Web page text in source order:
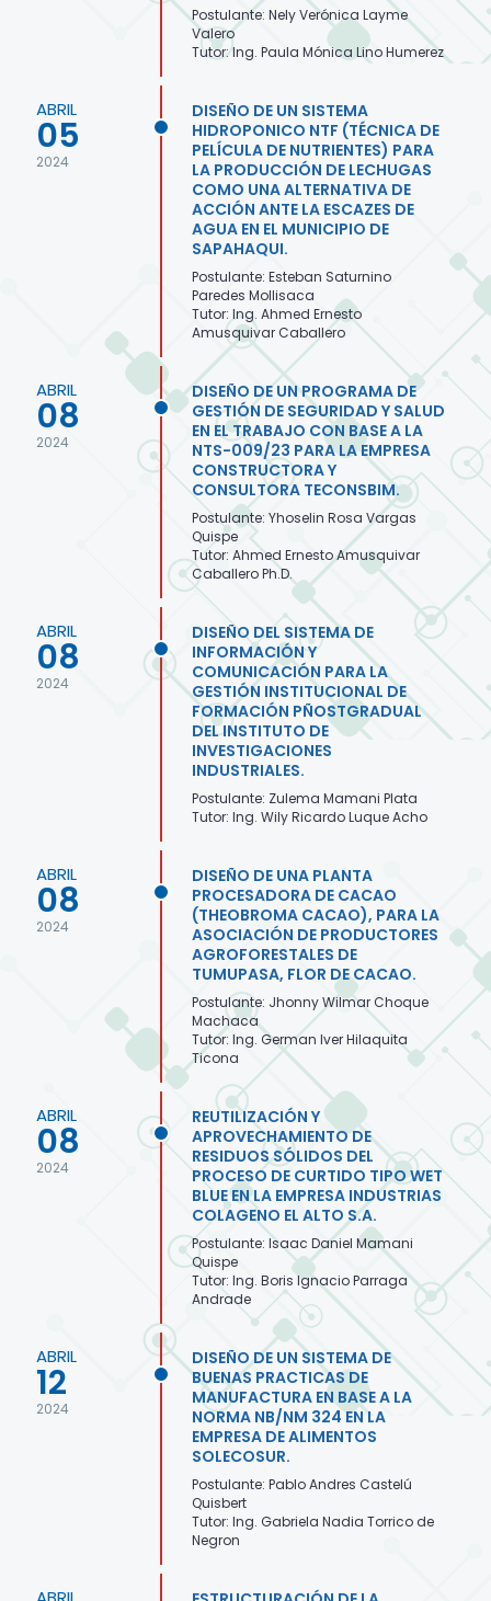
Postulante: Nely Verónica Layme
Valero
Tutor: Ing. Paula Mónica Lino Humerez
ABRIL
05
2024
DISEÑO DE UN SISTEMA
HIDROPONICO NTF (TÉCNICA DE
PELÍCULA DE NUTRIENTES) PARA
LA PRODUCCIÓN DE LECHUGAS
COMO UNA ALTERNATIVA DE
ACCIÓN ANTE LA ESCAZES DE
AGUA EN EL MUNICIPIO DE
SAPAHAQUI.
Postulante: Esteban Saturnino
Paredes Mollisaca
Tutor: Ing. Ahmed Ernesto
Amusquivar Caballero
ABRIL
08
2024
DISEÑO DE UN PROGRAMA DE
GESTIÓN DE SEGURIDAD Y SALUD
EN EL TRABAJO CON BASE A LA
NTS-009/23 PARA LA EMPRESA
CONSTRUCTORA Y
CONSULTORA TECONSBIM.
Postulante: Yhoselin Rosa Vargas
Quispe
Tutor: Ahmed Ernesto Amusquivar
Caballero Ph.D.
ABRIL
08
2024
DISEÑO DEL SISTEMA DE
INFORMACIÓN Y
COMUNICACIÓN PARA LA
GESTIÓN INSTITUCIONAL DE
FORMACIÓN PÑOSTGRADUAL
DEL INSTITUTO DE
INVESTIGACIONES
INDUSTRIALES.
Postulante: Zulema Mamani Plata
Tutor: Ing. Wily Ricardo Luque Acho
ABRIL
08
2024
DISEÑO DE UNA PLANTA
PROCESADORA DE CACAO
(THEOBROMA CACAO), PARA LA
ASOCIACIÓN DE PRODUCTORES
AGROFORESTALES DE
TUMUPASA, FLOR DE CACAO.
Postulante: Jhonny Wilmar Choque
Machaca
Tutor: Ing. German Iver Hilaquita
Ticona
ABRIL
08
2024
REUTILIZACIÓN Y
APROVECHAMIENTO DE
RESIDUOS SÓLIDOS DEL
PROCESO DE CURTIDO TIPO WET
BLUE EN LA EMPRESA INDUSTRIAS
COLAGENO EL ALTO S.A.
Postulante: Isaac Daniel Mamani
Quispe
Tutor: Ing. Boris Ignacio Parraga
Andrade
ABRIL
12
2024
DISEÑO DE UN SISTEMA DE
BUENAS PRACTICAS DE
MANUFACTURA EN BASE A LA
NORMA NB/NM 324 EN LA
EMPRESA DE ALIMENTOS
SOLECOSUR.
Postulante: Pablo Andres Castelú
Quisbert
Tutor: Ing. Gabriela Nadia Torrico de
Negron